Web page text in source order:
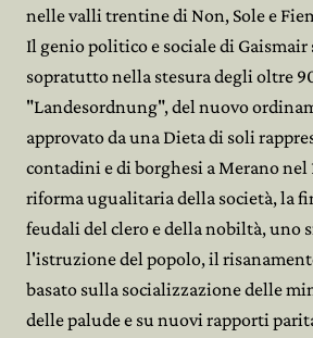
nelle valli trentine di Non, Sole e
Il genio politico e sociale di
sopratutto nella stesura degli oltre
"Landesordnung", del nuovo
approvato da una Dieta di soli
contadini e di borghesi a Merano nel
riforma ugualitaria della società, la
feudali del clero e della nobiltà, uno
l'istruzione del popolo, il
basato sulla socializzazione delle
delle palude e su nuovi rapporti